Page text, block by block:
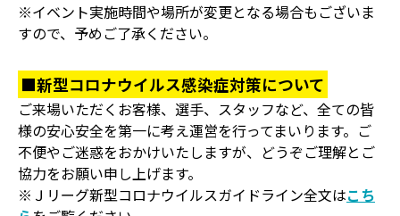
※イベント実施時間や場所が変更となる場合もございま
すので、予めご了承ください。
■新型コロナウイルス感染症対策について
ご来場いただくお客様、選手、スタッフなど、全ての皆
様の安心安全を第一に考え運営を行ってまいります。ご
不便やご迷惑をおかけいたしますが、どうぞご理解とご
協力をお願い申し上げます。
※Ｊリーグ新型コロナウイルスガイドライン全文はこち